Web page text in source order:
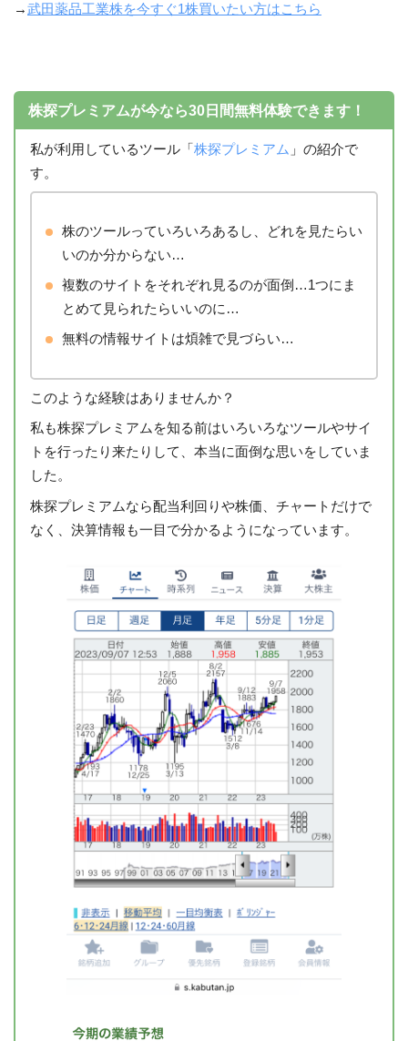
→武田薬品工業株を今すぐ1株買いたい方はこちら
株探プレミアムが今なら30日間無料体験できます！
私が利用しているツール「株探プレミアム 」の紹介で
す。
株のツールっていろいろあるし、どれを見たらい
いのか分からない…
複数のサイトをそれぞれ見るのが面倒…1つにま
とめて見られたらいいのに…
無料の情報サイトは煩雑で見づらい…
このような経験はありませんか？
私も株探プレミアムを知る前はいろいろなツールやサイ
トを行ったり来たりして、本当に面倒な思いをしていま
した。
株探プレミアムなら配当利回りや株価、チャートだけで
なく、決算情報も一目で分かるようになっています。